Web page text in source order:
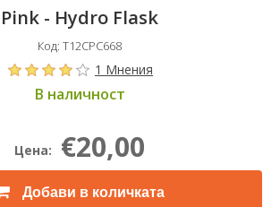
Pink - Hydro Flask
Код: T12CPC668
1 Мнения
В наличност
Цена: €20,00
Добави в количката